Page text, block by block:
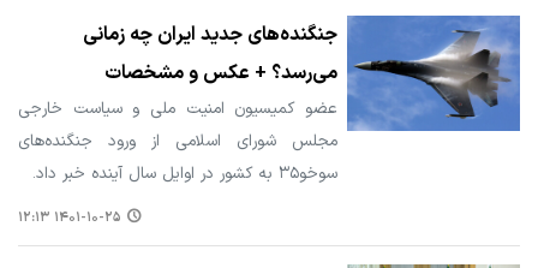
جنگنده‌های جدید ایران چه زمانی
می‌رسد؟ + عکس و مشخصات
عضو کمیسیون امنیت ملی و سیاست خارجی
مجلس شورای اسلامی از ورود جنگنده‌های
سوخو۳۵ به کشور در اوایل سال آینده خبر داد.
۱۴۰۱-۱۰-۲۵ ۱۲:۱۳